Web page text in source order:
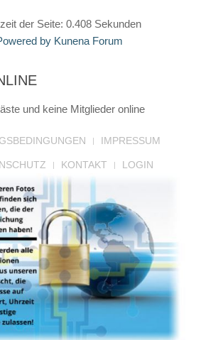
der Seite: 0.408 Sekunden
by Kunena Forum
und keine Mitglieder online
IMPRESSUM
KONTAKT LOGIN